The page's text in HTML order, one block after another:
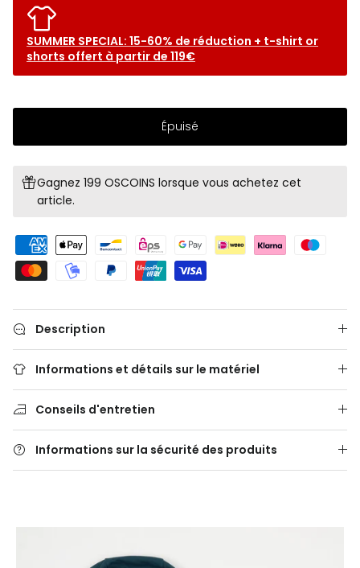
SUMMER SPECIAL: 15-60% de réduction + t-shirt or
shorts offert à partir de 119€
Épuisé
Gagnez 199 OSCOINS lorsque vous achetez cet
article.
Description
Informations et détails sur le matériel
Conseils d'entretien
Informations sur la sécurité des produits